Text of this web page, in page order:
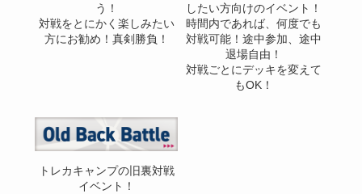
う！
対戦をとにかく楽しみたい
方にお勧め！真剣勝負！
したい方向けのイベント！
時間内であれば、何度でも
対戦可能！途中参加、途中
退場自由！
対戦ごとにデッキを変えて
もOK！
トレカキャンプの旧裏対戦
イベント！